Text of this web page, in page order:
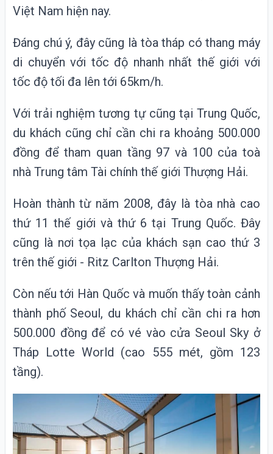
Việt Nam hiện nay.
Đáng chú ý, đây cũng là tòa tháp có thang máy
di chuyển với tốc độ nhanh nhất thế giới với
tốc độ tối đa lên tới 65km/h.
Với trải nghiệm tương tự cũng tại Trung Quốc,
du khách cũng chỉ cần chi ra khoảng 500.000
đồng để tham quan tầng 97 và 100 của toà
nhà Trung tâm Tài chính thế giới Thượng Hải.
Hoàn thành từ năm 2008, đây là tòa nhà cao
thứ 11 thế giới và thứ 6 tại Trung Quốc. Đây
cũng là nơi tọa lạc của khách sạn cao thứ 3
trên thế giới - Ritz Carlton Thượng Hải.
Còn nếu tới Hàn Quốc và muốn thấy toàn cảnh
thành phố Seoul, du khách chỉ cần chi ra hơn
500.000 đồng để có vé vào cửa Seoul Sky ở
Tháp Lotte World (cao 555 mét, gồm 123
tầng).